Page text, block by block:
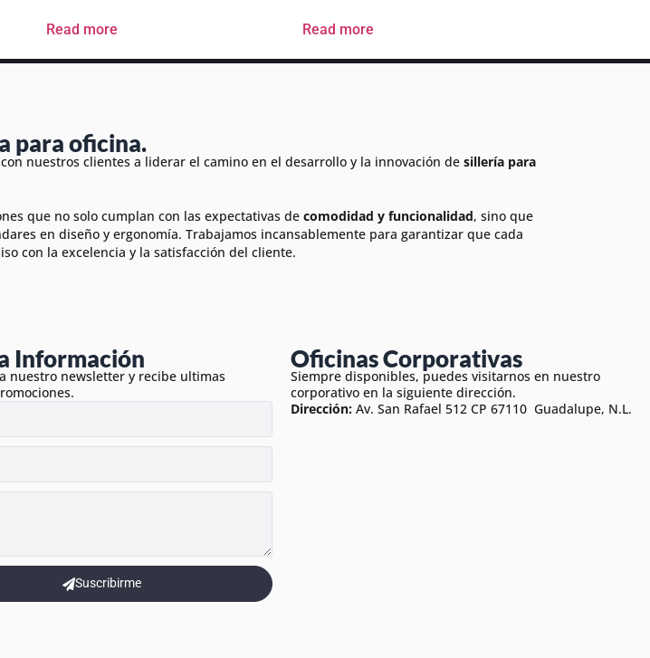
Read more Read more
para oficina.
nuestros clientes a liderar el camino en el desarrollo y la innovación de sillería para
que no solo cumplan con las expectativas de comodidad y funcionalidad, sino que
en diseño y ergonomía. Trabajamos incansablemente para garantizar que cada
con la excelencia y la satisfacción del cliente.
Información
nuestro newsletter y recibe ultimas
Suscribirme
Oficinas Corporativas
Siempre disponibles, puedes visitarnos en nuestro
corporativo en la siguiente dirección.
Dirección:Av. San Rafael 512 CP 67110 Guadalupe, N.L.